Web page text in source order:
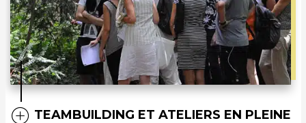
TEAMBUILDING ET ATELIERS EN PLEINE